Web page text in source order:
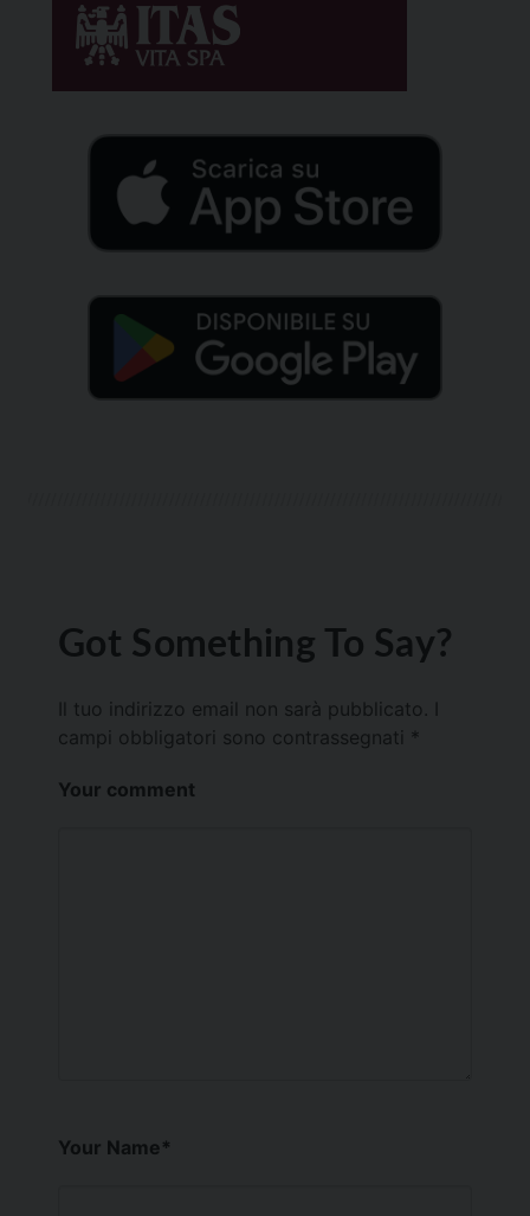
Got Something To Say?
Il tuo indirizzo email non sarà pubblicato.
campi obbligatori sono contrassegnati *
Your comment
Your Name*